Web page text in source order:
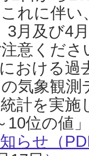
れに伴い
3月及び4
意くだ
おける過
の気象観
計を実
10位の値
らせ（